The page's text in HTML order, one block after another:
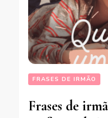
FRASES DE IRMÃO
Frases de